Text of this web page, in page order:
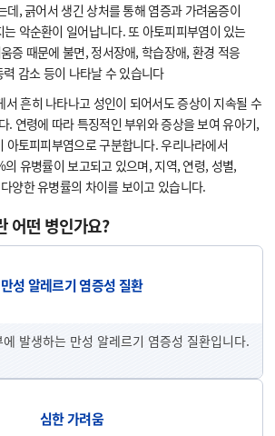
데, 긁어서 생긴 상처를 통해 염증과 가려움증이
는 악순환이 일어납니다. 또 아토피피부염이 있는
증 때문에 불면, 정서장애, 학습장애, 환경 적응
감소 등이 나타날 수 있습니다
서 흔히 나타나고 성인이 되어서도 증상이 지속될 수
. 연령에 따라 특징적인 부위와 증상을 보여 유아기,
아토피피부염으로 구분합니다. 우리나라에서
유병률이 보고되고 있으며, 지역, 연령, 성별,
양한 유병률의 차이를 보이고 있습니다.
어떤 병인가요?
만성 알레르기 염증성 질환
발생하는 만성 알레르기 염증성 질환입니다.
심한 가려움